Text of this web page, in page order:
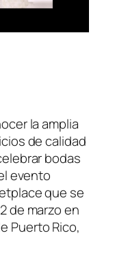
la amplia
de calidad
bodas
evento
que se
de marzo en
Puerto Rico,